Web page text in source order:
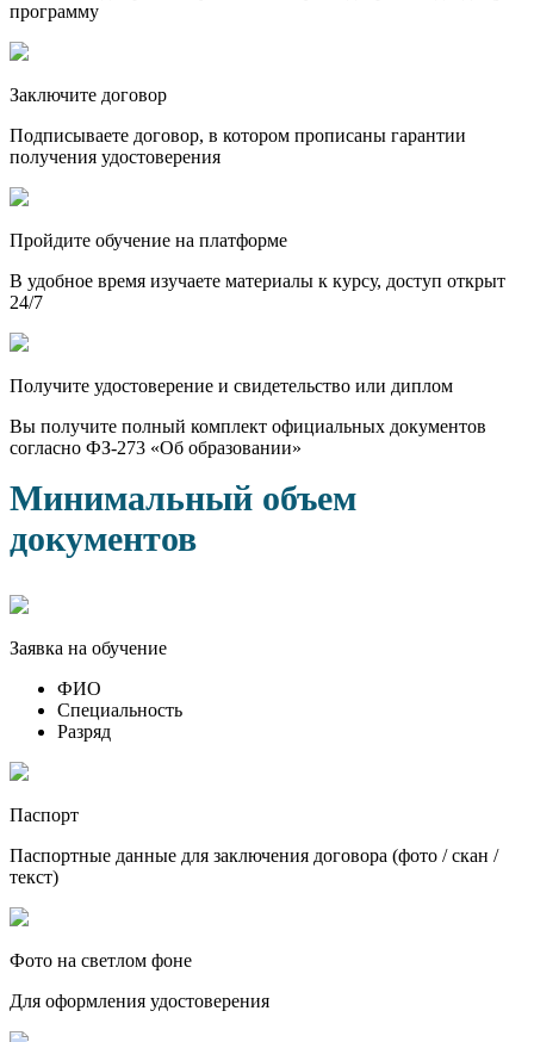
программу
Заключите договор
Подписываете договор, в котором прописаны гарантии
получения удостоверения
Пройдите обучение на платформе
В удобное время изучаете материалы к курсу, доступ открыт
24/7
Получите удостоверение и свидетельство или диплом
Вы получите полный комплект официальных документов
согласно ФЗ-273 «Об образовании»
Минимальный объем
документов
Заявка на обучение
ФИО
Специальность
Разряд
Паспорт
Паспортные данные для заключения договора (фото / скан /
текст)
Фото на светлом фоне
Для оформления удостоверения